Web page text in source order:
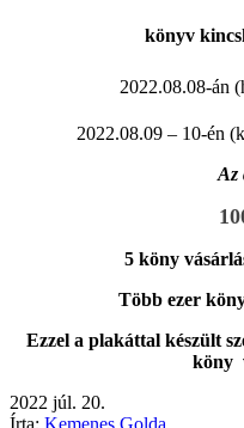
könyv
2022.08.08-án
2022.08.09 – 10-én
Az
5 köny
Több ezer
Ezzel a plakáttal készült
köny
2022 júl. 20.
Írta: Kemenes Golda